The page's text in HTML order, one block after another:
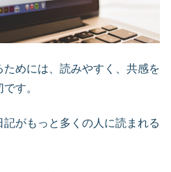
ためには、読みやすく、共感を
す。
がもっと多くの人に読まれる